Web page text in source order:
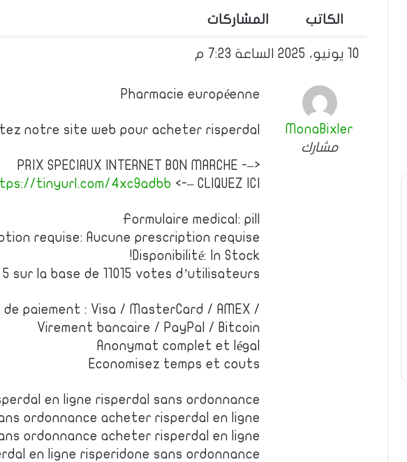
الكاتب المشاركات
10 يونيو، 2025 الساعة 7:23 م
MonaBixler
مشارك
Pharmacie européenne
notre site web pour acheter risperdal
PRIX SPECIAUX INTERNET BON MARCHE -–>
tinyurl.com/4xc9adbb <-– CLIQUEZ ICI
Formulaire medical: pill
requise: Aucune prescription requise
Disponibilité: In Stock!
sur la base de 11015 votes d’utilisateurs
de paiement : Visa / MasterCard / AMEX /
Virement bancaire / PayPal / Bitcoin
Anonymat complet et légal
Economisez temps et couts
en ligne risperdal sans ordonnance
ordonnance acheter risperdal en ligne
ordonnance acheter risperdal en ligne
en ligne risperidone sans ordonnance